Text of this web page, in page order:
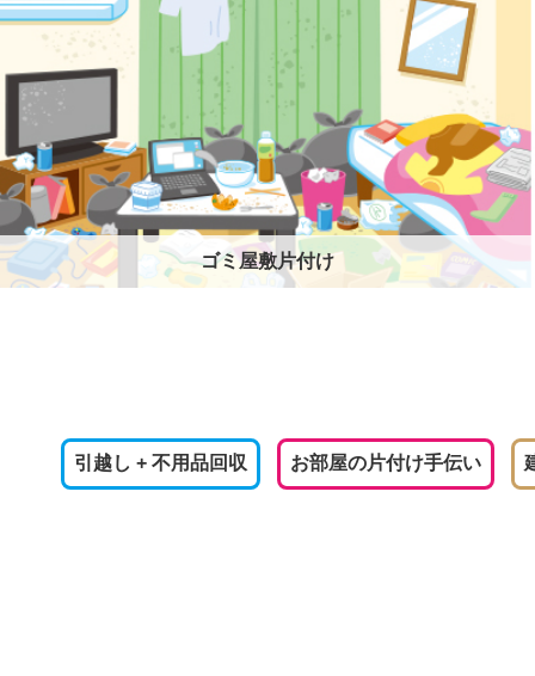
ゴミ屋敷片付け
引越し + 不用品回収 お部屋の片付け手伝い